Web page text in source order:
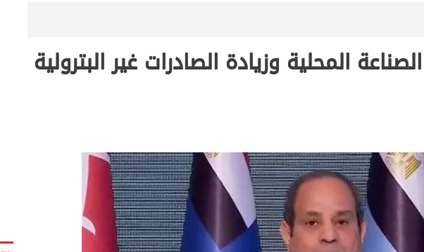
المحلية وزيادة الصادرات غير البترولية